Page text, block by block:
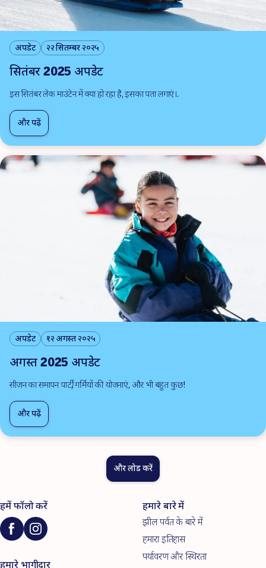
अपडेट २२ सितम्बर २०२५
सितंबर 2025 अपडेट
इस सितंबर लेक माउंटेन में क्या हो रहा है, इसका पता लगाएं।.
और पढ़ें
अपडेट १२ अगस्त २०२५
अगस्त 2025 अपडेट
सीजन का समापन पार्टी, गर्मियों की योजनाएं, और भी बहुत कुछ!
और पढ़ें
और लोड करें
हमें फॉलो करें
हमारे बारे में
झील पर्वत के बारे में
हमारा इतिहास
पर्यावरण और स्थिरता
हमारे भागीदार